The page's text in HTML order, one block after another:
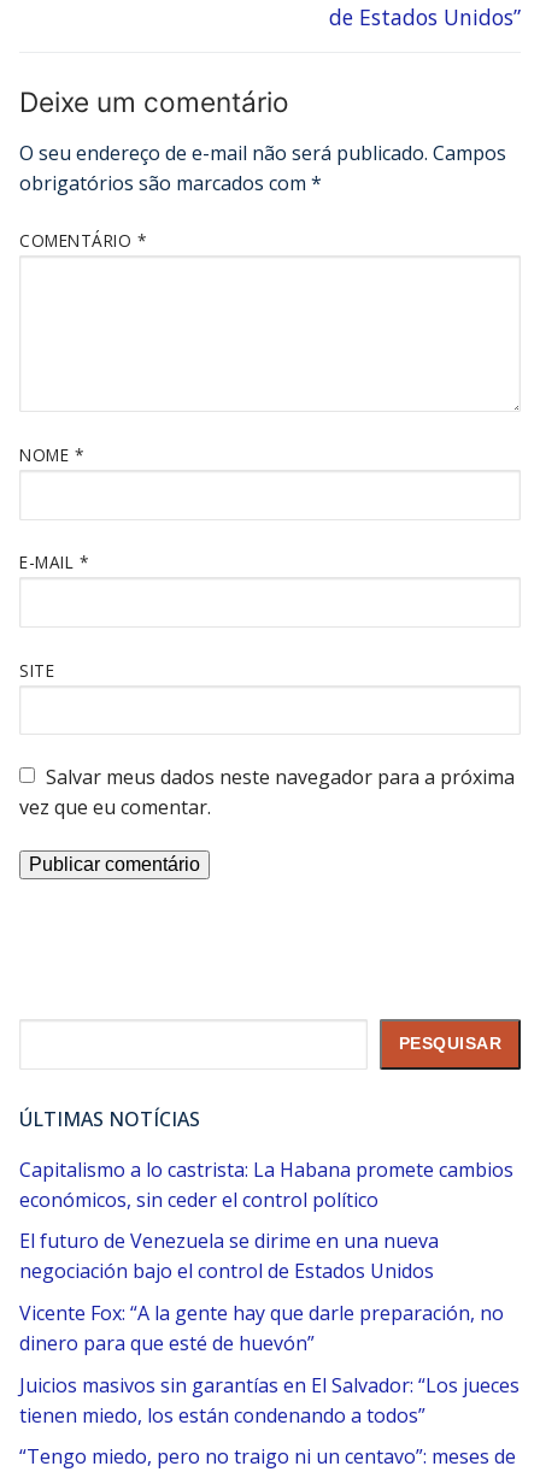
de Estados Unidos”
Deixe um comentário
O seu endereço de e-mail não será publicado. Campos
obrigatórios são marcados com *
COMENTÁRIO *
NOME *
E-MAIL *
SITE
Salvar meus dados neste navegador para a próxima
vez que eu comentar.
PESQUISAR
ÚLTIMAS NOTÍCIAS
Capitalismo a lo castrista: La Habana promete cambios
económicos, sin ceder el control político
El futuro de Venezuela se dirime en una nueva
negociación bajo el control de Estados Unidos
Vicente Fox: “A la gente hay que darle preparación, no
dinero para que esté de huevón”
Juicios masivos sin garantías en El Salvador: “Los jueces
tienen miedo, los están condenando a todos”
“Tengo miedo, pero no traigo ni un centavo”: meses de